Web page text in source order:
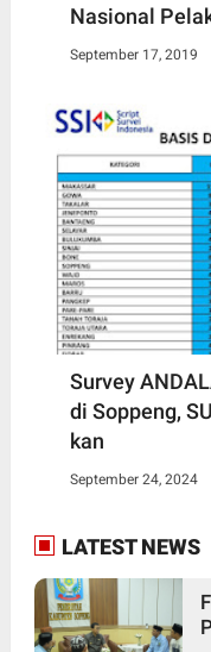
Nasional
September 17, 2019
Survey
di Soppeng,
kan
September 24, 2024
LATEST NEWS